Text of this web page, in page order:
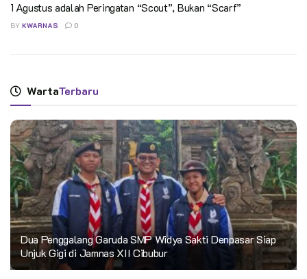
1 Agustus adalah Peringatan “Scout”, Bukan “Scarf”
BY KWARNAS 0
WartaTerbaru
Dua Penggalang Garuda SMP Widya Sakti Denpasar Siap
Unjuk Gigi di Jamnas XII Cibubur